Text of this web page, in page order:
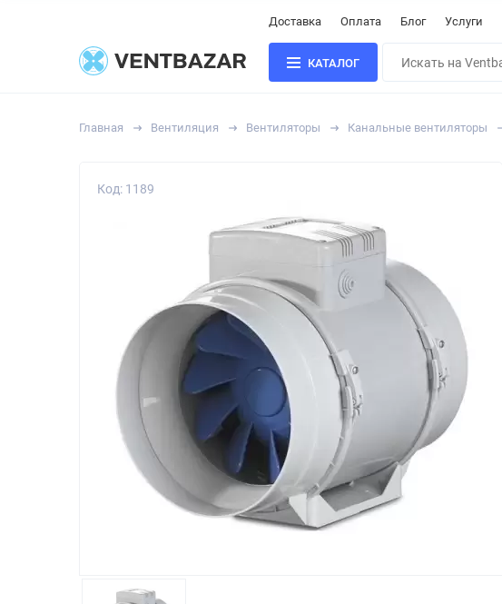
Доставка Оплата Блог Услуги
КАТАЛОГ
Главная Вентиляция Вентиляторы Канальные вентиляторы
Код: 1189